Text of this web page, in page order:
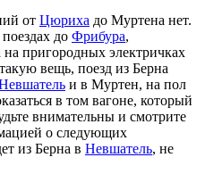
от Цюриха до Муртена нет.
до Фрибура,
на пригородных электричках
вещь, поезд из Берна
и в Муртен, на пол
в том вагоне, который
внимательны и смотрите
о следующих
из Берна в Невшатель, не